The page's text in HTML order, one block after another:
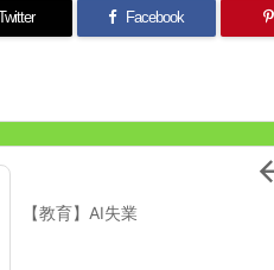
Facebook
【教育】AI失業